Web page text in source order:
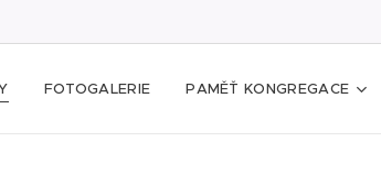
FOTOGALERIE PAMĚŤ KONGREGACE